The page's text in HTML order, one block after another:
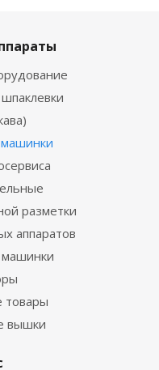
разметки
аппаратов
товары
вышки